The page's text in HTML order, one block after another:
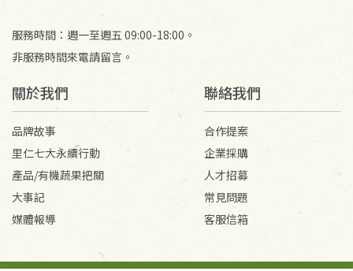
服務時間：週一至週五 09:00-18:00。
非服務時間來電請留言。
關於我們
品牌故事
里仁七大永續行動
產品/有機蔬果把關
大事記
媒體報導
聯絡我們
合作提案
企業採購
人才招募
常見問題
客服信箱